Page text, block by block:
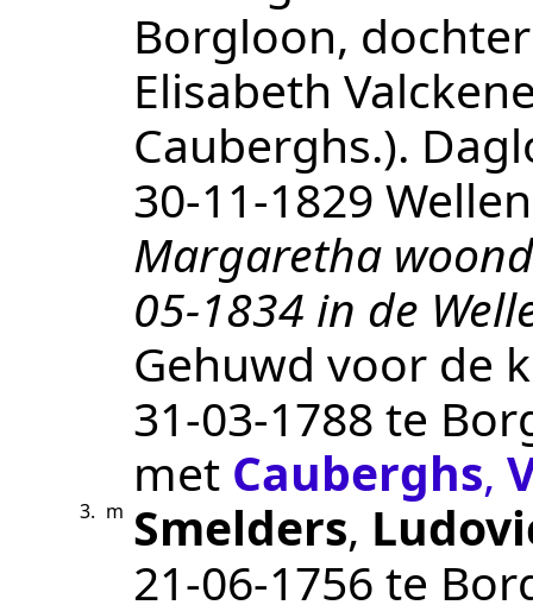
Borgloon,
Elisabeth
Cauberghs.).
30‑11‑1829
Margaretha
05-1834 in de
Gehuwd voor de
31‑03‑1788 te
met Cauberghs,
3. m Smelders,
21‑06‑1756 te